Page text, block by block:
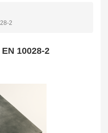
2
10028-2